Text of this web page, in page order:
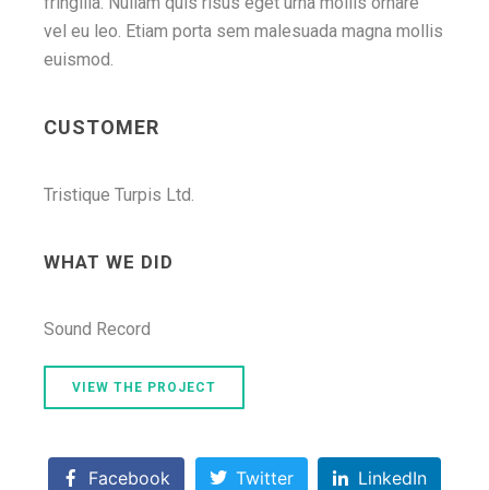
vel eu leo. Etiam porta sem malesuada magna mollis
euismod.
CUSTOMER
Tristique Turpis Ltd.
WHAT WE DID
Sound Record
VIEW THE PROJECT
Facebook Twitter LinkedIn